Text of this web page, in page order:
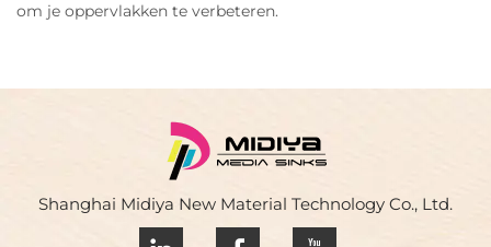
om je oppervlakken te verbeteren.
Shanghai Midiya New Material Technology Co., Ltd.